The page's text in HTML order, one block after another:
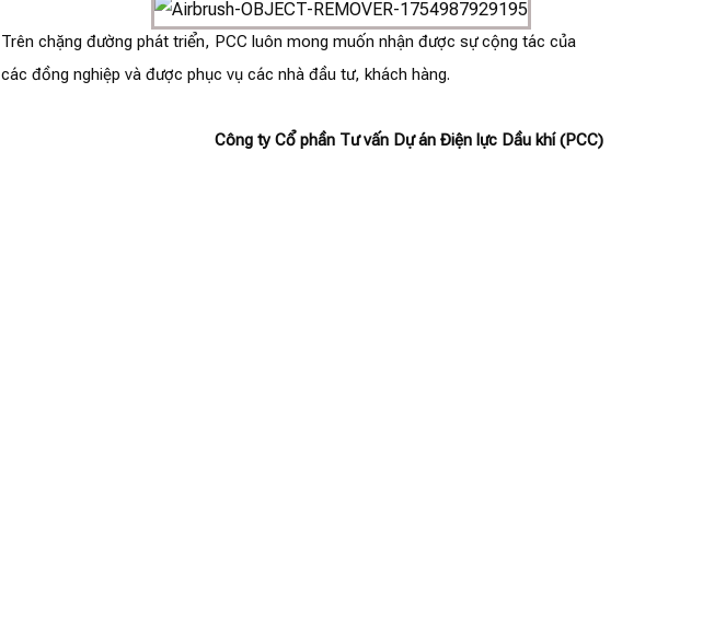
Trên chặng đường phát triển, PCC luôn mong muốn nhận được sự cộng tác của
các đồng nghiệp và được phục vụ các nhà đầu tư, khách hàng.
Công ty Cổ phần Tư vấn Dự án Điện lực Dầu khí (PCC)